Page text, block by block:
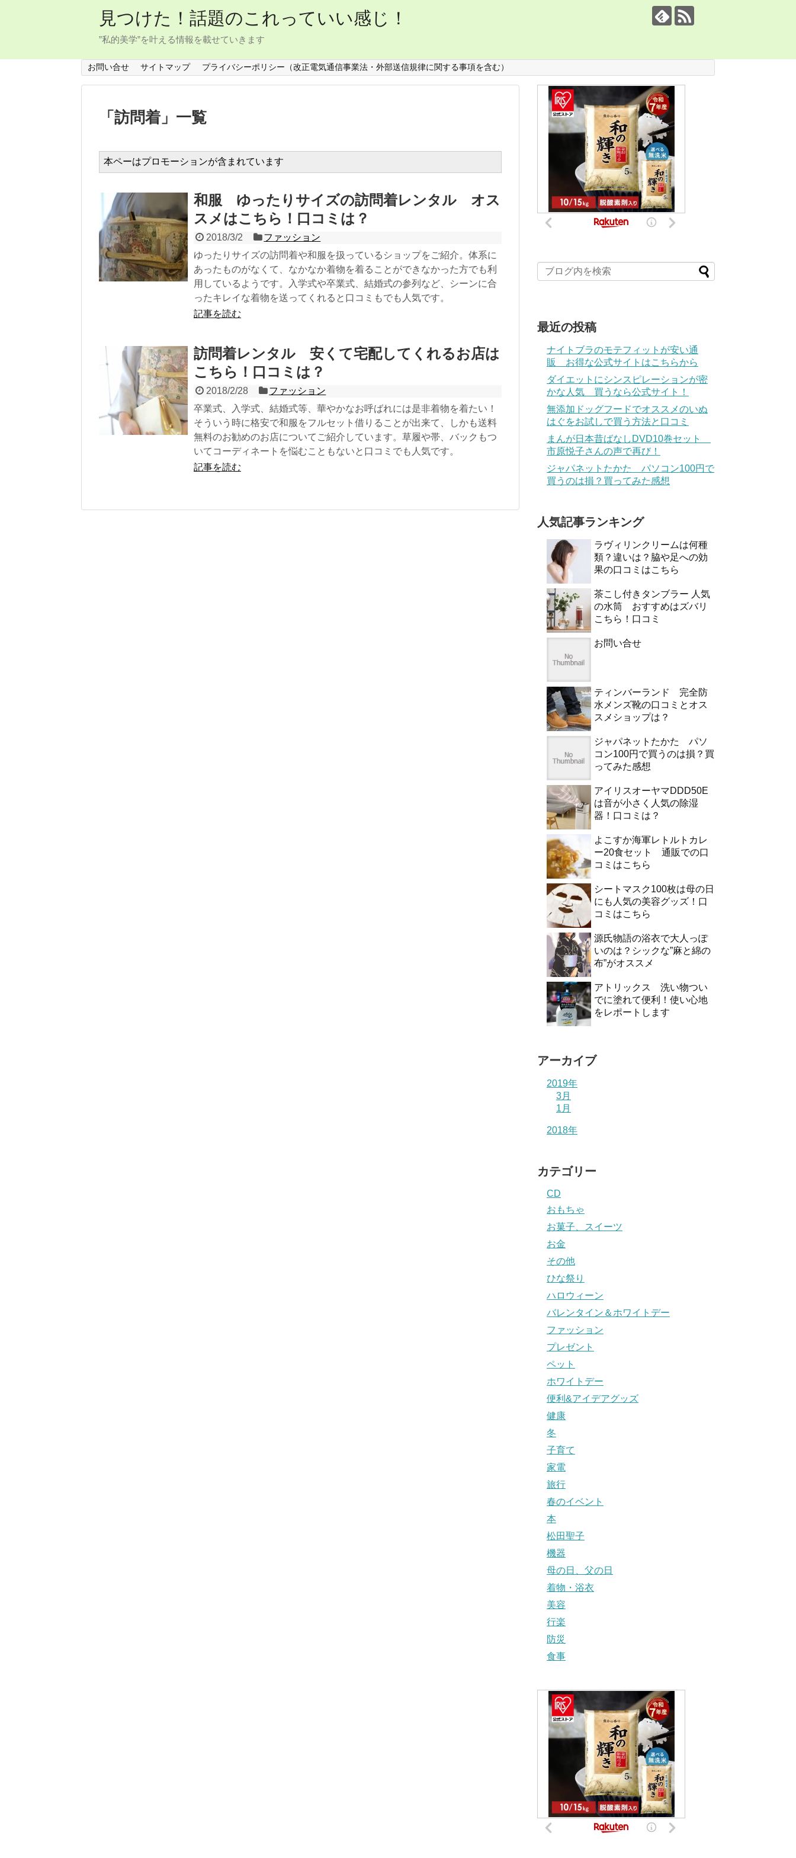
見つけた！話題のこれっていい感じ！
”私的美学”を叶える情報を載せていきます
お問い合せ サイトマップ プライバシーポリシー（改正電気通信事業法・外部送信規律に関する事項を含む）
「 訪問着 」 一覧
本ペーはプロモーションが含まれています
和服 ゆったりサイズの訪問着レンタル オス
スメはこちら！口コミは？
2018/3/2
ファッション
ゆったりサイズの訪問着や和服を扱っているショップをご紹介。体系に
あったものがなくて、なかなか着物を着ることができなかった方でも利
用しているようです。入学式や卒業式、結婚式の参列など、シーンに合
ったキレイな着物を送ってくれると口コミもでも人気です。
記事を読む
訪問着レンタル 安くて宅配してくれるお店は
こちら！口コミは？
2018/2/28
ファッション
卒業式、入学式、結婚式等、華やかなお呼ばれには是非着物を着たい！
そういう時に格安で和服をフルセット借りることが出来て、しかも送料
無料のお勧めのお店についてご紹介しています。草履や帯、バックもつ
いてコーディネートを悩むこともないと口コミでも人気です。
記事を読む
最近の投稿
ナイトブラのモテフィットが安い通
販 お得な公式サイトはこちらから
ダイエットにシンスピレーションが密
かな人気 買うなら公式サイト！
無添加ドッグフードでオススメのいぬ
はぐをお試しで買う方法と口コミ
まんが日本昔ばなしDVD10巻セット
市原悦子さんの声で再び！
ジャパネットたかた パソコン100円で
買うのは損？買ってみた感想
人気記事ランキング
ラヴィリンクリームは何種
類？違いは？脇や足への効
果の口コミはこちら
茶こし付きタンブラー 人気
の水筒 おすすめはズバリ
こちら！口コミ
お問い合せ
ティンバーランド 完全防
水メンズ靴の口コミとオス
スメショップは？
ジャパネットたかた パソ
コン100円で買うのは損？買
ってみた感想
アイリスオーヤマDDD50E
は音が小さく人気の除湿
器！口コミは？
よこすか海軍レトルトカレ
ー20食セット 通販での口
コミはこちら
シートマスク100枚は母の日
にも人気の美容グッズ！口
コミはこちら
源氏物語の浴衣で大人っぽ
いのは？シックな”麻と綿の
布”がオススメ
アトリックス 洗い物つい
でに塗れて便利！使い心地
をレポートします
アーカイブ
2019年
3月
1月
2018年
カテゴリー
CD
おもちゃ
お菓子、スイーツ
お金
その他
ひな祭り
ハロウィーン
バレンタイン＆ホワイトデー
ファッション
プレゼント
ペット
ホワイトデー
便利&アイデアグッズ
健康
冬
子育て
家電
旅行
春のイベント
本
松田聖子
機器
母の日、父の日
着物・浴衣
美容
行楽
防災
食事